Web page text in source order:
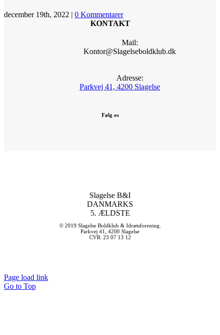
december 19th, 2022 | 0 Kommentarer
KONTAKT
Mail:
Kontor@Slagelseboldklub.dk
Adresse:
Parkvej 41, 4200 Slagelse
Følg os
Slagelse B&I
DANMARKS
5. ÆLDSTE
© 2019 Slagelse Boldklub & Idrætsforening.
Parkvej 41, 4200 Slagelse
CVR: 23 07 13 12
Page load link
Go to Top